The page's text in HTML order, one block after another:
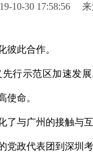
10-30 17:58:56
此合作。
示范区加速发展
使命。
与广州的接触与互
政代表团到深圳